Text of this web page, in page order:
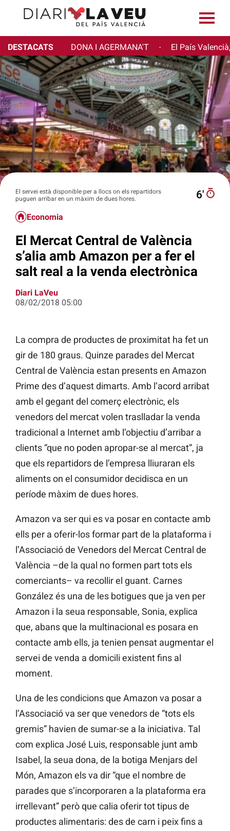
DESTACATS DONA I AGERMANA'T · El País
El servei està disponible per a llocs on els repartidors
puguen arribar en un màxim de dues hores.
6′
Economia
El Mercat Central de València
s’alia amb Amazon per a fer el
salt real a la venda electrònica
Diari LaVeu
08/02/2018 05:00
La compra de productes de proximitat ha fet un
gir de 180 graus. Quinze parades del Mercat
Central de València estan presents en Amazon
Prime des d’aquest dimarts. Amb l’acord arribat
amb el gegant del comerç electrònic, els
venedors del mercat volen traslladar la venda
tradicional a Internet amb l’objectiu d’arribar a
clients “que no poden apropar-se al mercat”, ja
que els repartidors de l’empresa lliuraran els
aliments on el consumidor decidisca en un
període màxim de dues hores.
Amazon va ser qui es va posar en contacte amb
ells per a oferir-los formar part de la plataforma i
l’Associació de Venedors del Mercat Central de
València –de la qual no formen part tots els
comerciants– va recollir el guant. Carnes
González és una de les botigues que ja ven per
Amazon i la seua responsable, Sonia, explica
que, abans que la multinacional es posara en
contacte amb ells, ja tenien pensat augmentar el
servei de venda a domicili existent fins al
moment.
Una de les condicions que Amazon va posar a
l’Associació va ser que venedors de “tots els
gremis” havien de sumar-se a la iniciativa. Tal
com explica José Luis, responsable junt amb
Isabel, la seua dona, de la botiga Menjars del
Món, Amazon els va dir “que el nombre de
parades que s’incorporaren a la plataforma era
irrellevant” però que calia oferir tot tipus de
productes alimentaris: des de carn i peix fins a